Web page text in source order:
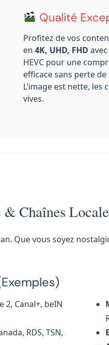
Qualité
Profitez de vos
en 4K, UHD, FHD
HEVC pour une
efficace sans perte
L’image est nette, les
vives.
Chaînes
Que vous soyez
2, Canal+, beIN
RDS, TSN,